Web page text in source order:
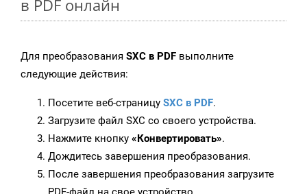
в PDF онлайн
Для преобразования SXC в PDF выполните
следующие действия:
Посетите веб-страницу SXC в PDF.
Загрузите файл SXC со своего устройства.
Нажмите кнопку «Конвертировать».
Дождитесь завершения преобразования.
После завершения преобразования загрузите